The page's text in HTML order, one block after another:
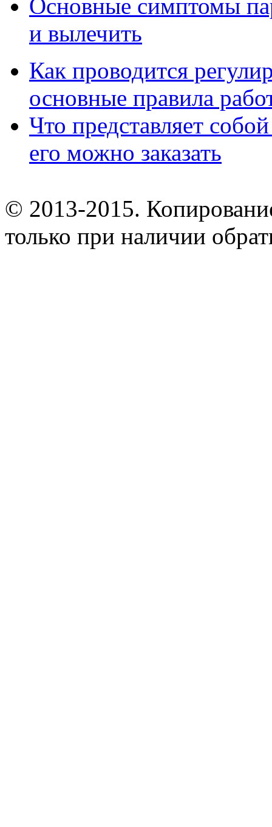
Основные симптомы
и вылечить
Как проводится
основные правила
Что представляет
его можно заказать
© 2013-2015.
только при наличии